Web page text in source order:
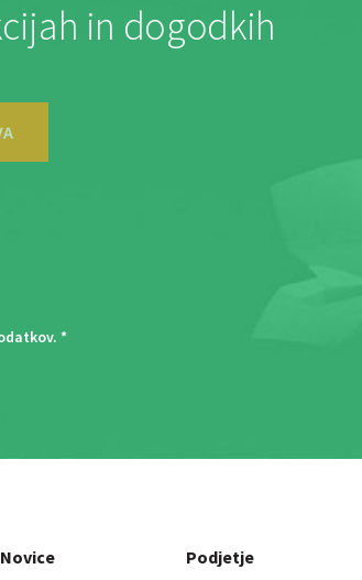
in dogodkih
. *
Novice Podjetje